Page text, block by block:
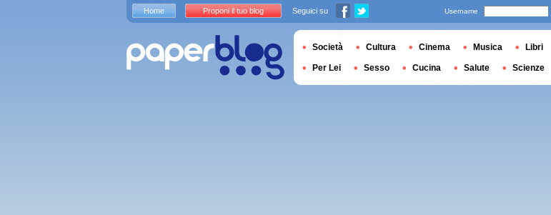
Home Proponi il tuo blog Seguici su Username
Società Cultura Cinema Musica Libri
Per Lei Sesso Cucina Salute Scienze